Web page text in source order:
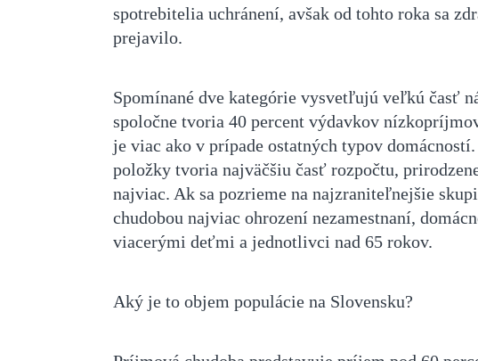
spotrebitelia uchránení, avšak od tohto roka sa
prejavilo.
Spomínané dve kategórie vysvetľujú veľkú časť
spoločne tvoria 40 percent výdavkov
je viac ako v prípade ostatných typov
položky tvoria najväčšiu časť rozpočtu,
najviac. Ak sa pozrieme na najzraniteľnejšie
chudobou najviac ohrození nezamestnaní,
viacerými deťmi a jednotlivci nad 65 rokov.
Aký je to objem populácie na Slovensku?